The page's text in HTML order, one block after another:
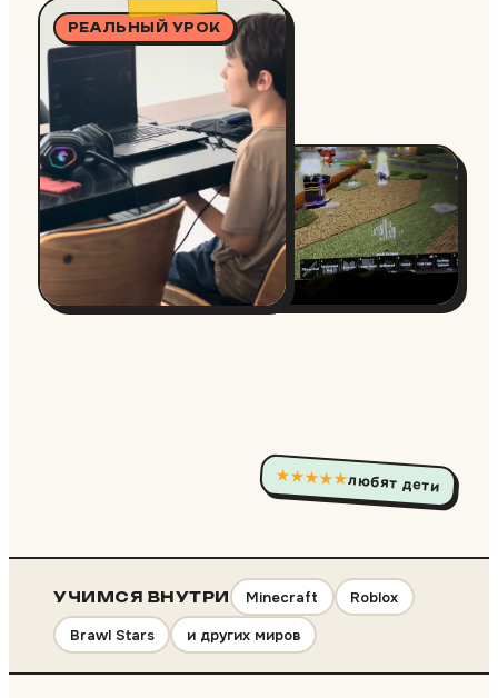
РЕАЛЬНЫЙ УРОК
★★★★★любят дети
УЧИМСЯ ВНУТРИ Minecraft
Roblox
Brawl Stars
и других миров